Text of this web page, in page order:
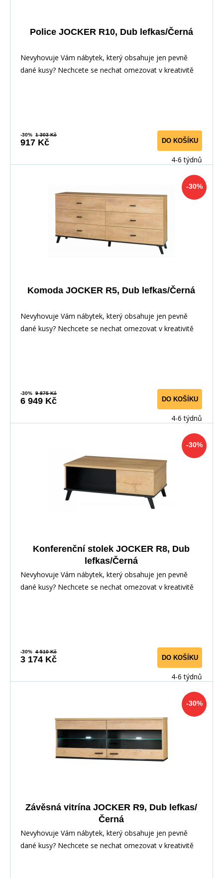
Police JOCKER R10, Dub lefkas/Černá
Nevyhovuje Vám nábytek, který obsahuje jen pevně
dané kusy? Nechcete se nechat omezovat v kreativitě
-30% 1 303 Kč
917 Kč DO KOŠÍKU
4-6 týdnů
-30%
Komoda JOCKER R5, Dub lefkas/Černá
Nevyhovuje Vám nábytek, který obsahuje jen pevně
dané kusy? Nechcete se nechat omezovat v kreativitě
-30% 9 875 Kč
6 949 Kč DO KOŠÍKU
4-6 týdnů
-30%
Konferenční stolek JOCKER R8, Dub
lefkas/Černá
Nevyhovuje Vám nábytek, který obsahuje jen pevně
dané kusy? Nechcete se nechat omezovat v kreativitě
-30% 4 510 Kč
3 174 Kč DO KOŠÍKU
4-6 týdnů
-30%
Závěsná vitrína JOCKER R9, Dub lefkas/
Černá
Nevyhovuje Vám nábytek, který obsahuje jen pevně
dané kusy? Nechcete se nechat omezovat v kreativitě